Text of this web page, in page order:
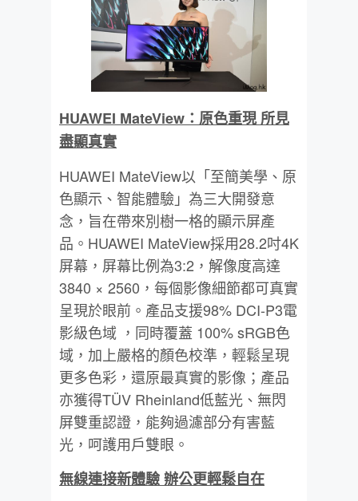
HUAWEI MateView ：原色重現所見
盡顯真實
HUAWEI MateView以「至簡美學、原
色顯示、智能體驗」為三大開發意
念，旨在帶來別樹一格的顯示屏產
品。HUAWEI MateView採用28.2吋4K
屏幕，屏幕比例為3:2，解像度高達
3840 × 2560，每個影像細節都可真實
呈現於眼前。產品支援98% DCI-P3電
影級色域 ，同時覆蓋 100% sRGB色
域，加上嚴格的顏色校準，輕鬆呈現
更多色彩，還原最真實的影像；產品
亦獲得TÜV Rheinland低藍光、無閃
屏雙重認證，能夠過濾部分有害藍
光，呵護用戶雙眼。
無線連接新體驗辦公更輕鬆自在